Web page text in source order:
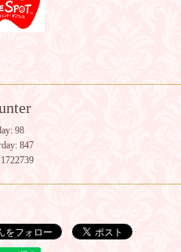
98
847
1722739